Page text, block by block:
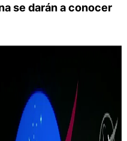
se darán a conocer